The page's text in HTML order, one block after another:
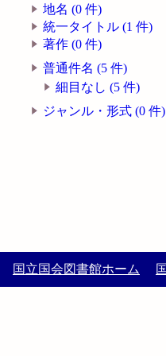
地名 (0 件)
統一タイトル (1 件)
著作 (0 件)
普通件名 (5 件)
細目なし (5 件)
ジャンル・形式 (0 件)
国立国会図書館ホーム